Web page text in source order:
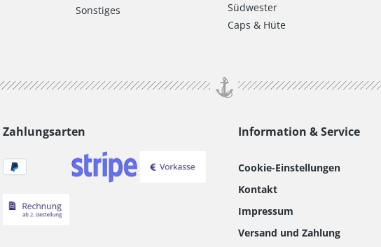
Sonstiges
Südwester
Caps & Hüte
Zahlungsarten Information & Service
Cookie-Einstellungen
Kontakt
Impressum
Versand und Zahlung